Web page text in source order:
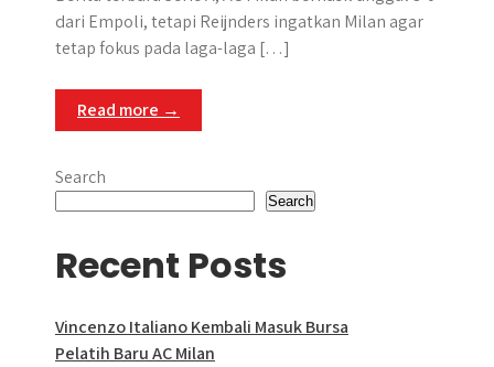
dari Empoli, tetapi Reijnders ingatkan Milan agar
tetap fokus pada laga-laga […]
Read more →
Search
Search
Recent Posts
Vincenzo Italiano Kembali Masuk Bursa
Pelatih Baru AC Milan